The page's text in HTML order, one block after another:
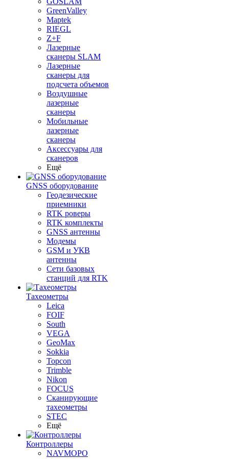
GreenValley
Maptek
RIEGL
Z+F
Лазерные
сканеры SLAM
Лазерные
сканеры для
подсчета объемов
Воздушные
лазерные
сканеры
Мобильные
лазерные
сканеры
Аксессуары для
сканеров
Ещё
GNSS оборудование
Геодезические
приемники
RTK роверы
RTK комплекты
GNSS антенны
Модемы
GSM и УКВ
антенны
Сети базовых
станций для RTK
Тахеометры
Leica
FOIF
South
VEGA
GeoMax
Sokkia
Topcon
Trimble
Nikon
FOCUS
Сканирующие
тахеометры
STEC
Ещё
Контроллеры
NAVMOPO